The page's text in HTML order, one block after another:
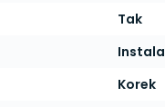
Tak
Korek